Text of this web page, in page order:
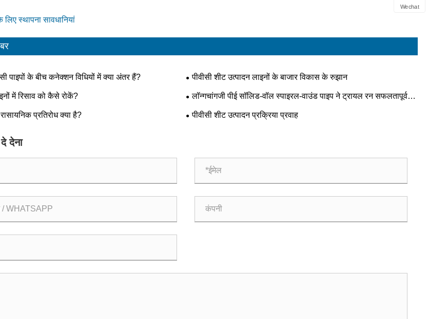
लिए स्थापना सावधानियां
पाइपों के बीच कनेक्शन विधियों में क्या अंतर हैं? पीवीसी शीट उत्पादन लाइनों के बाजार विकास के रुझान
में रिसाव को कैसे रोकें?
लॉन्गचांगजी पीई सॉलिड-वॉल स्पाइरल-वाउंड पाइप ने ट्रायल रन सफलतापूर्वक
पूरा किया!!!
रासायनिक प्रतिरोध क्या है? पीवीसी शीट उत्पादन प्रक्रिया प्रवाह
देना
Wechat